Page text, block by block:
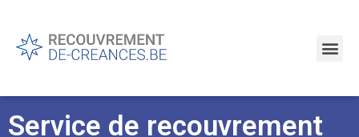
Service de recouvrement